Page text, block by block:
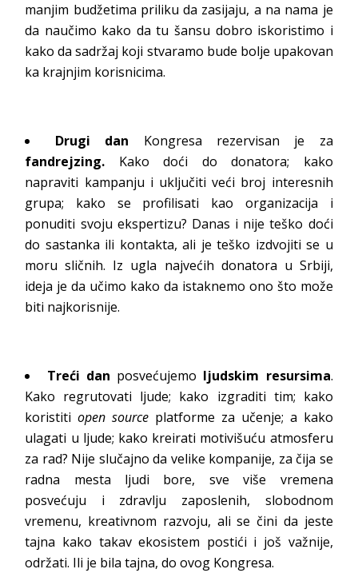
manjim budžetima priliku da zasijaju, a na nama je
da naučimo kako da tu šansu dobro iskoristimo i
kako da sadržaj koji stvaramo bude bolje upakovan
ka krajnjim korisnicima.
Drugi dan Kongresa rezervisan je za
fandrejzing. Kako doći do donatora; kako
napraviti kampanju i uključiti veći broj interesnih
grupa; kako se profilisati kao organizacija i
ponuditi svoju ekspertizu? Danas i nije teško doći
do sastanka ili kontakta, ali je teško izdvojiti se u
moru sličnih. Iz ugla najvećih donatora u Srbiji,
ideja je da učimo kako da istaknemo ono što može
biti najkorisnije.
Treći dan posvećujemo ljudskim resursima.
Kako regrutovati ljude; kako izgraditi tim; kako
koristitiopen source platforme za učenje; a kako
ulagati u ljude; kako kreirati motivišuću atmosferu
za rad? Nije slučajno da velike kompanije, za čija se
radna mesta ljudi bore, sve više vremena
posvećuju i zdravlju zaposlenih, slobodnom
vremenu, kreativnom razvoju, ali se čini da jeste
tajna kako takav ekosistem postići i još važnije,
održati. Ili je bila tajna, do ovog Kongresa.